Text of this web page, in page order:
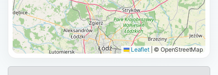
Leaflet © OpenStreetMap